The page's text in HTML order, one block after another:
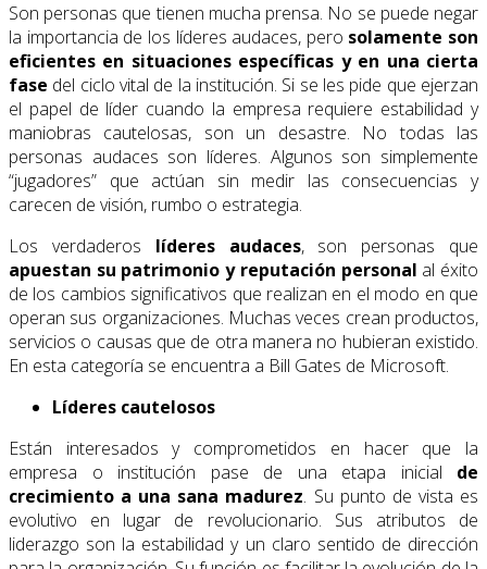
Son personas que tienen mucha prensa. No se puede negar
la importancia de los líderes audaces, pero solamente son
eficientes en situaciones específicas y en una cierta
fase del ciclo vital de la institución. Si se les pide que ejerzan
el papel de líder cuando la empresa requiere estabilidad y
maniobras cautelosas, son un desastre. No todas las
personas audaces son líderes. Algunos son simplemente
“jugadores” que actúan sin medir las consecuencias y
carecen de visión, rumbo o estrategia.
Los verdaderos líderes audaces, son personas que
apuestan su patrimonio y reputación personal al éxito
de los cambios significativos que realizan en el modo en que
operan sus organizaciones. Muchas veces crean productos,
servicios o causas que de otra manera no hubieran existido.
En esta categoría se encuentra a Bill Gates de Microsoft.
Líderes cautelosos
Están interesados y comprometidos en hacer que la
empresa o institución pase de una etapa inicial de
crecimiento a una sana madurez. Su punto de vista es
evolutivo en lugar de revolucionario. Sus atributos de
liderazgo son la estabilidad y un claro sentido de dirección